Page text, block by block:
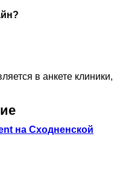
в анкете клиники,
на Сходненской